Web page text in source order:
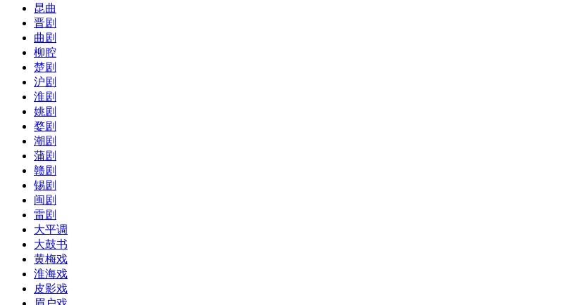
昆曲
晋剧
曲剧
柳腔
楚剧
沪剧
淮剧
姚剧
婺剧
潮剧
蒲剧
赣剧
锡剧
闽剧
雷剧
大平调
大鼓书
黄梅戏
淮海戏
皮影戏